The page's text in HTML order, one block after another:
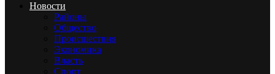
Новости
Районы
Общество
Происшествия
Экономика
Власть
Спорт